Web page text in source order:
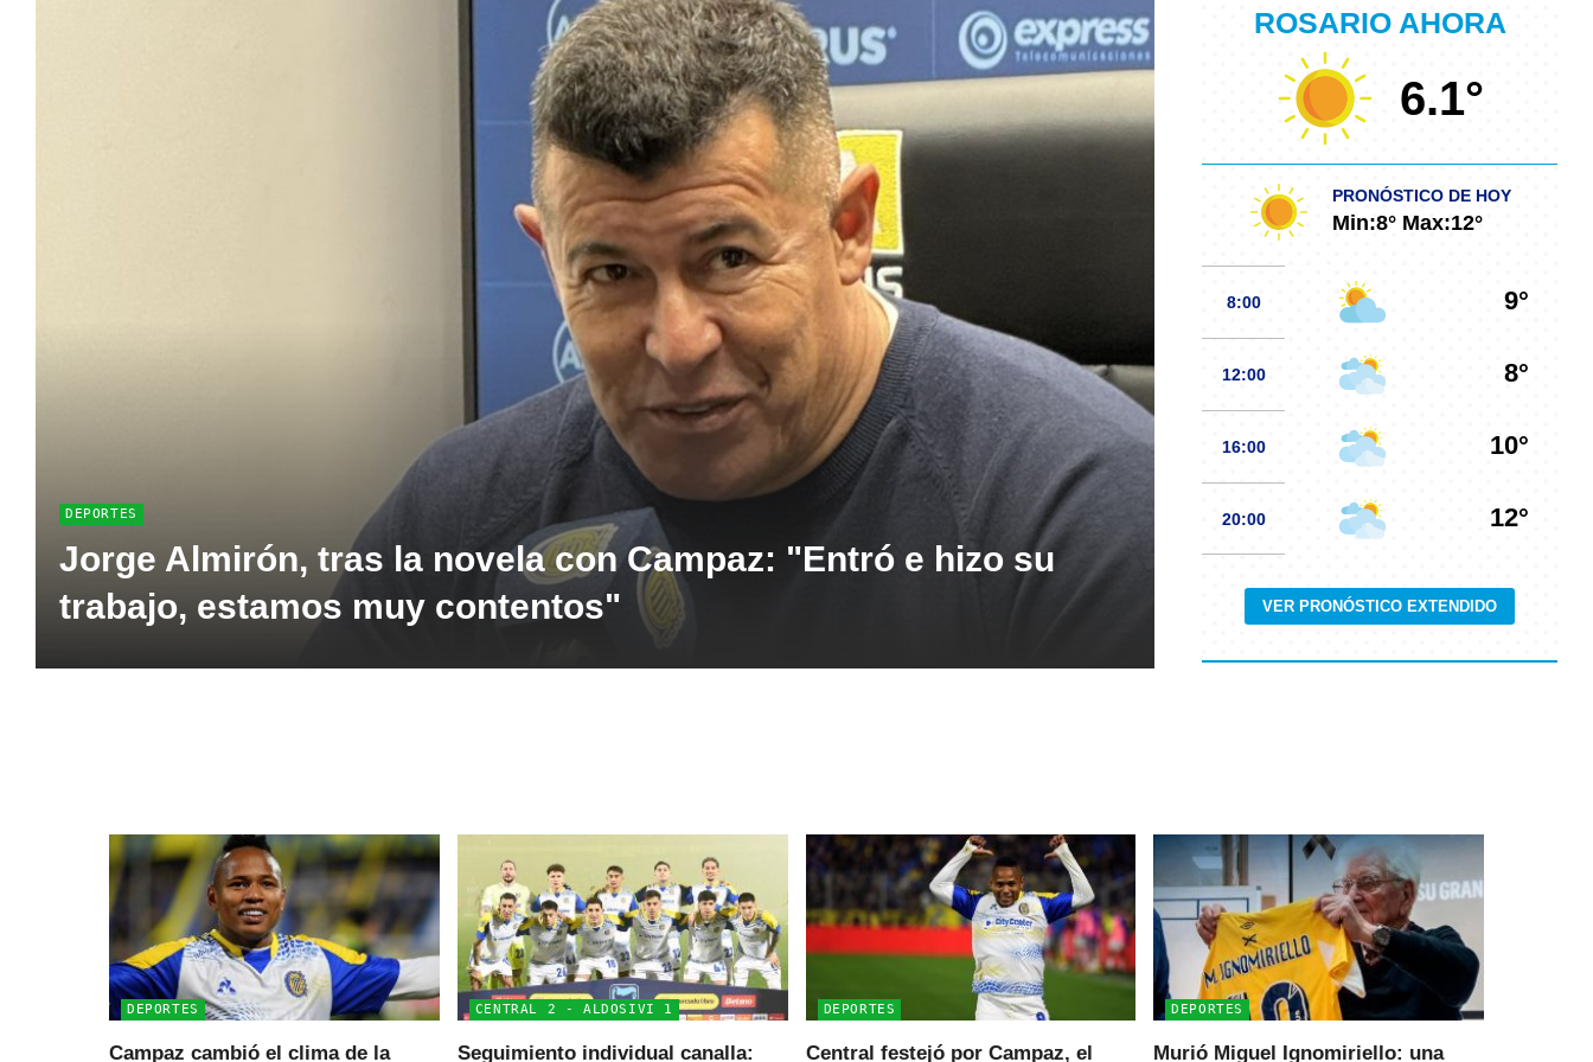
DEPORTES
Jorge Almirón, tras la novela con Campaz: "Entró e hizo su
trabajo, estamos muy contentos"
ROSARIO AHORA
6.1°
PRONÓSTICO DE HOY
Min:8° Max:12°
8:00 9°
12:00 8°
16:00 10°
20:00 12°
VER PRONÓSTICO EXTENDIDO
DEPORTES
Campaz cambió el clima de la
CENTRAL 2 - ALDOSIVI 1
Seguimiento individual canalla:
DEPORTES
Central festejó por Campaz, el
DEPORTES
Murió Miguel Ignomiriello: una